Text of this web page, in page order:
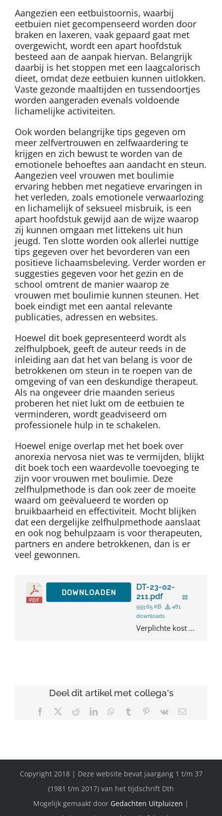
Aangezien een eetbuistoornis, waarbij
eetbuien niet gecompenseerd worden door
braken en laxeren, vaak gepaard gaat met
overgewicht, wordt een apart hoofdstuk
besteed aan de aanpak hiervan. Belangrijk
daarbij is het stoppen met een laagcalorisch
dieet, omdat deze eetbuien kunnen uitlokken.
Vaste gezonde maaltijden en tussendoortjes
worden aangeraden evenals voldoende
lichamelijke activiteiten.
Ook worden belangrijke tips gegeven om
meer zelfvertrouwen en zelfwaardering te
krijgen en zich bewust te worden van de
emotionele behoeftes aan aandacht en steun.
Aangezien veel vrouwen met boulimie
ervaring hebben met negatieve ervaringen in
het verleden, zoals emotionele verwaarlozing
en lichamelijk of seksueel misbruik, is een
apart hoofdstuk gewijd aan de wijze waarop
zij kunnen omgaan met littekens uit hun
jeugd. Ten slotte worden ook allerlei nuttige
tips gegeven over het bevorderen van een
positieve lichaamsbeleving. Verder worden er
suggesties gegeven voor het gezin en de
school omtrent de manier waarop ze
vrouwen met boulimie kunnen steunen. Het
boek eindigt met een aantal relevante
publicaties, adressen en websites.
Hoewel dit boek gepresenteerd wordt als
zelfhulpboek, geeft de auteur reeds in de
inleiding aan dat het van belang is voor de
betrokkenen om steun in te roepen van de
omgeving of van een deskundige therapeut.
Als na ongeveer drie maanden serieus
proberen het niet lukt om de eetbuien te
verminderen, wordt geadviseerd om
professionele hulp in te schakelen.
Hoewel enige overlap met het boek over
anorexia nervosa niet was te vermijden, blijkt
dit boek toch een waardevolle toevoeging te
zijn voor vrouwen met boulimie. Deze
zelfhulpmethode is dan ook zeer de moeite
waard om geëvalueerd te worden op
bruikbaarheid en effectiviteit. Mocht blijken
dat een dergelijke zelfhulpmethode aanslaat
en ook nog behulpzaam is voor therapeuten,
partners en andere betrokkenen, dan is er
veel gewonnen.
DOWNLOADEN
DT-23-02-
211.pdf
593.65 KB
481
downloads
Verplichte kost ...
Deel dit artikel met collega's
Facebook RedditLinkedInWhatsApp
Tumblr Pinterest
Vk
E-
Copyright 2018 | Deze website bevat jaargang 1 t/m 37
(1981 t/m 2017) van het tijdschrift Dth
Mogelijk gemaakt door Gedachten Uitpluizen |